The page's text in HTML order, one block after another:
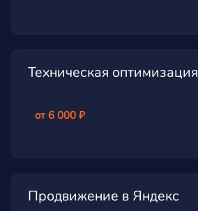
Техническая оптимизация
от 6 000 ₽
Продвижение в Яндекс